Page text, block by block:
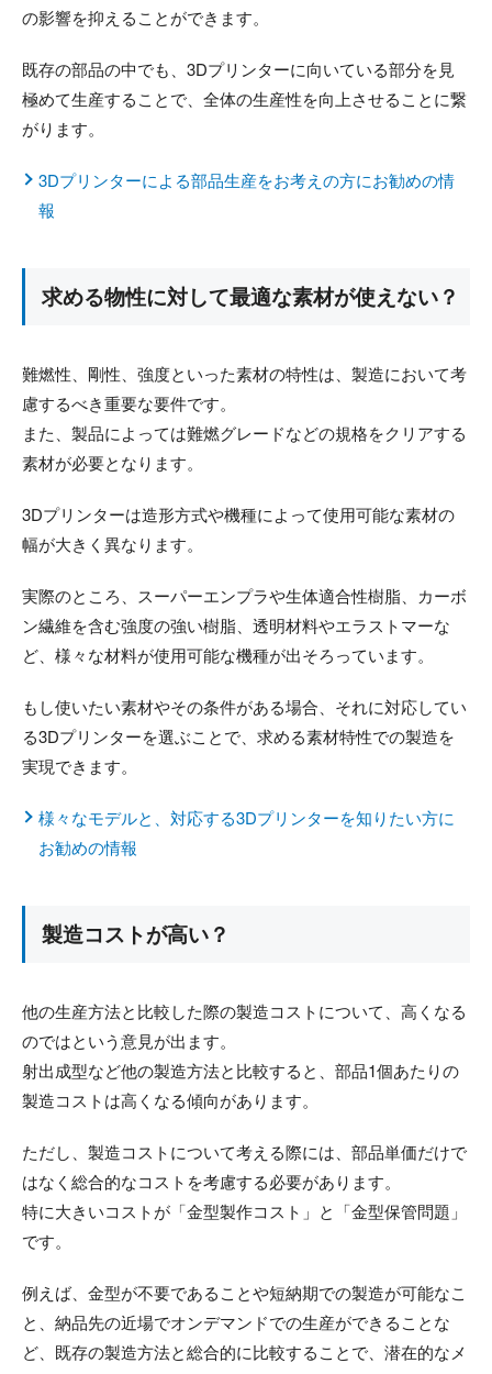
の影響を抑えることができます。
既存の部品の中でも、3Dプリンターに向いている部分を見
極めて生産することで、全体の生産性を向上させることに繋
がります。
3Dプリンターによる部品生産をお考えの方にお勧めの情
報
求める物性に対して最適な素材が使えない？
難燃性、剛性、強度といった素材の特性は、製造において考
慮するべき重要な要件です。
また、製品によっては難燃グレードなどの規格をクリアする
素材が必要となります。
3Dプリンターは造形方式や機種によって使用可能な素材の
幅が大きく異なります。
実際のところ、スーパーエンプラや生体適合性樹脂、カーボ
ン繊維を含む強度の強い樹脂、透明材料やエラストマーな
ど、様々な材料が使用可能な機種が出そろっています。
もし使いたい素材やその条件がある場合、それに対応してい
る3Dプリンターを選ぶことで、求める素材特性での製造を
実現できます。
様々なモデルと、対応する3Dプリンターを知りたい方に
お勧めの情報
製造コストが高い？
他の生産方法と比較した際の製造コストについて、高くなる
のではという意見が出ます。
射出成型など他の製造方法と比較すると、部品1個あたりの
製造コストは高くなる傾向があります。
ただし、製造コストについて考える際には、部品単価だけで
はなく総合的なコストを考慮する必要があります。
特に大きいコストが「金型製作コスト」と「金型保管問題」
です。
例えば、金型が不要であることや短納期での製造が可能なこ
と、納品先の近場でオンデマンドでの生産ができることな
ど、既存の製造方法と総合的に比較することで、潜在的なメ